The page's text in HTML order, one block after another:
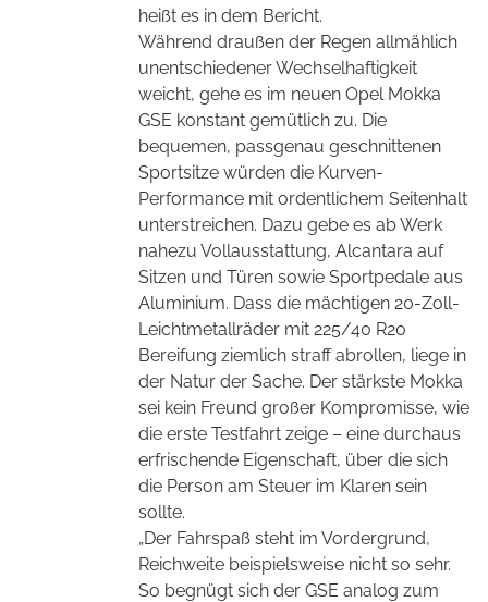
heißt es in dem Bericht.
Während draußen der Regen allmählich
unentschiedener Wechselhaftigkeit
weicht, gehe es im neuen Opel Mokka
GSE konstant gemütlich zu. Die
bequemen, passgenau geschnittenen
Sportsitze würden die Kurven-
Performance mit ordentlichem Seitenhalt
unterstreichen. Dazu gebe es ab Werk
nahezu Vollausstattung, Alcantara auf
Sitzen und Türen sowie Sportpedale aus
Aluminium. Dass die mächtigen 20-Zoll-
Leichtmetallräder mit 225/40 R20
Bereifung ziemlich straff abrollen, liege in
der Natur der Sache. Der stärkste Mokka
sei kein Freund großer Kompromisse, wie
die erste Testfahrt zeige – eine durchaus
erfrischende Eigenschaft, über die sich
die Person am Steuer im Klaren sein
sollte.
„Der Fahrspaß steht im Vordergrund,
Reichweite beispielsweise nicht so sehr.
So begnügt sich der GSE analog zum